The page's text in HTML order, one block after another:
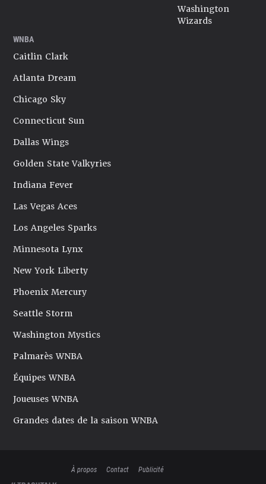
Washington
Wizards
WNBA
Caitlin Clark
Atlanta Dream
Chicago Sky
Connecticut Sun
Dallas Wings
Golden State Valkyries
Indiana Fever
Las Vegas Aces
Los Angeles Sparks
Minnesota Lynx
New York Liberty
Phoenix Mercury
Seattle Storm
Washington Mystics
Palmarès WNBA
Équipes WNBA
Joueuses WNBA
Grandes dates de la saison WNBA
À propos Contact
Publicité